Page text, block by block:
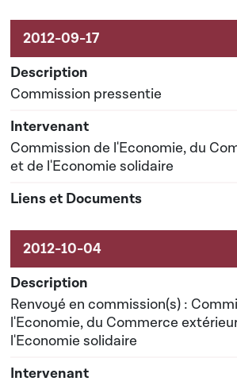
Commission pressentie
Commission de l'Economie, du
et de l'Economie solidaire
Renvoyé en commission(s) :
l'Economie, du Commerce
l'Economie solidaire